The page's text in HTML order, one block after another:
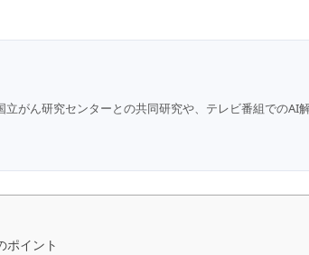
がん研究センターとの共同研究や、テレビ番組でのAI
ポイント